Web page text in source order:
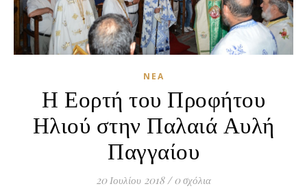
ΝΈΑ
Η Εορτή του Προφήτου
Ηλιού στην Παλαιά Αυλή
Παγγαίου
20 Ιουλίου 2018 / 0 σχόλια